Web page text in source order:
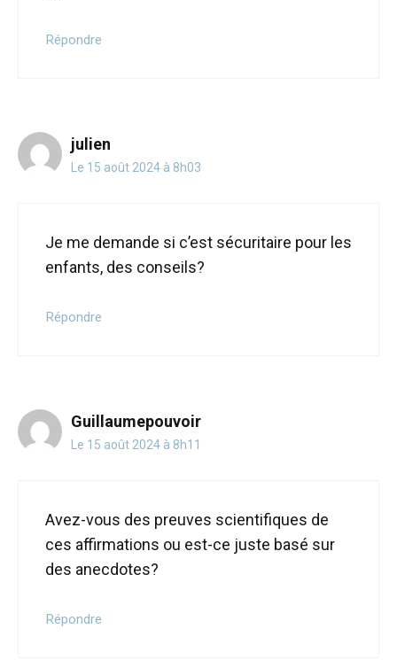
Répondre
julien
Le 15 août 2024 à 8h03
Je me demande si c’est sécuritaire pour les
enfants, des conseils?
Répondre
Guillaumepouvoir
Le 15 août 2024 à 8h11
Avez-vous des preuves scientifiques de
ces affirmations ou est-ce juste basé sur
des anecdotes?
Répondre